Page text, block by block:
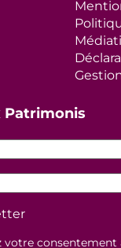
Patrimonis